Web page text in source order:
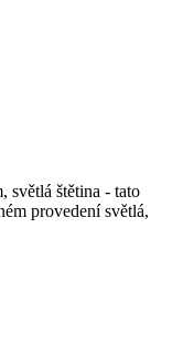
světlá štětina - tato
provedení světlá,